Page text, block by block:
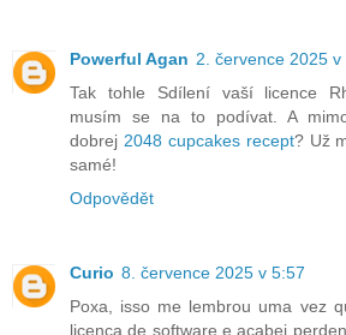
Powerful Agan 2. července 2025 v
Tak tohle Sdílení vaší licence
musím se na to podívat. A
dobrej 2048 cupcakes recept? Už
samé!
Odpovědět
Curio 8. července 2025 v 5:57
Poxa, isso me lembrou uma vez
licença de software e acabei